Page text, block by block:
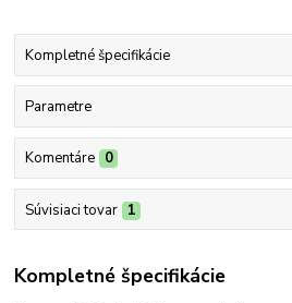
Kompletné špecifikácie
Parametre
Komentáre 0
Súvisiaci tovar 1
Kompletné špecifikácie